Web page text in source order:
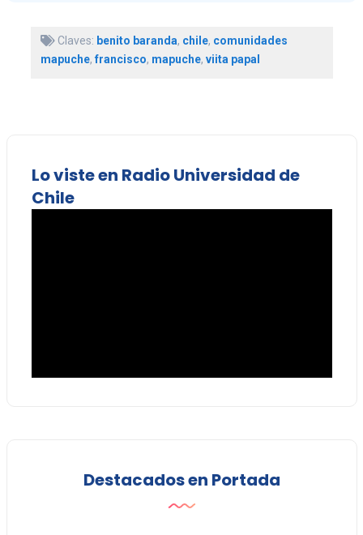
Claves: benito baranda, chile, comunidades
mapuche,francisco, mapuche, viita papal
Lo viste en Radio Universidad de
Chile
Destacados en Portada